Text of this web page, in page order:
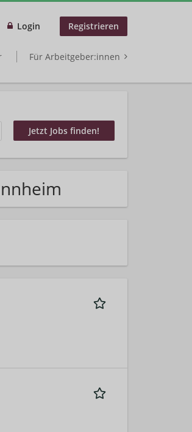
Login Registrieren
Für Arbeitgeber:innen